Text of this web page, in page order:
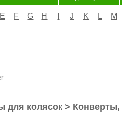
E F G H J K L M
для колясок >